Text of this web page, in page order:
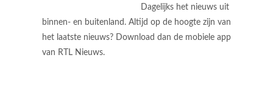
Dagelijks het nieuws uit
binnen- en buitenland. Altijd op de hoogte zijn van
het laatste nieuws? Download dan de mobiele app
van RTL Nieuws.